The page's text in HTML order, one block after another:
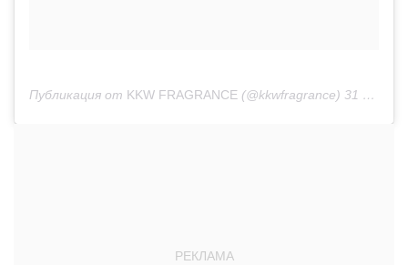
Публикация от KKW FRAGRANCE (@kkwfragrance) 31 Окт 2019 в 9:00 PDT